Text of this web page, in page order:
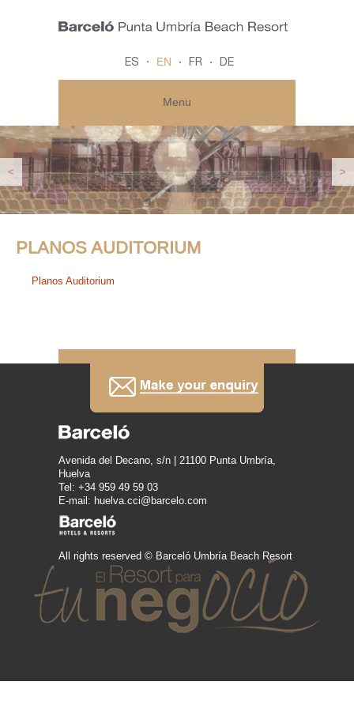
ES EN FR DE
Menu
< >
PLANOS AUDITORIUM
Planos Auditorium
Avenida del Decano, s/n | 21100 Punta Umbría,
Huelva
Tel: +34 959 49 59 03
E-mail: huelva.cci@barcelo.com
All rights reserved © Barceló Umbría Beach Resort